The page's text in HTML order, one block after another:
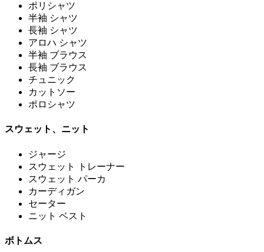
ポリシャツ
半袖 シャツ
長袖 シャツ
アロハ シャツ
半袖 ブラウス
長袖 ブラウス
チュニック
カットソー
ポロシャツ
スウェット、ニット
ジャージ
スウェット トレーナー
スウェット パーカ
カーディガン
セーター
ニット ベスト
ボトムス